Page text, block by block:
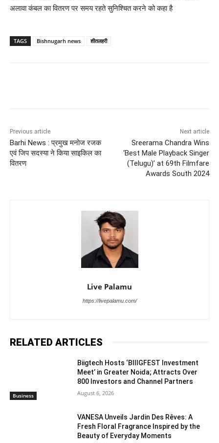
अलावा कंबल का वितरण पर समय रहते सुनिश्चित करने को कहा है
TAGS Bishnugarh news शीतलहरी
Previous article
Barhi News : प्रमुख मनोज रजक
एवं जिप सदस्या ने किया साइकिल का
वितरण
Next article
Sreerama Chandra Wins
‘Best Male Playback Singer
(Telugu)’ at 69th Filmfare
Awards South 2024
Live Palamu
https://livepalamu.com/
RELATED ARTICLES
Business
Biigtech Hosts ‘BIIIGFEST Investment
Meet’ in Greater Noida; Attracts Over
800 Investors and Channel Partners
August 6, 2026
VANESA Unveils Jardin Des Rêves: A
Fresh Floral Fragrance Inspired by the
Beauty of Everyday Moments